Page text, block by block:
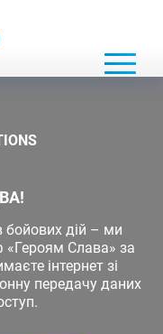
бойових дій – ми
«Героям Слава» за
інтернет зі
передачу даних